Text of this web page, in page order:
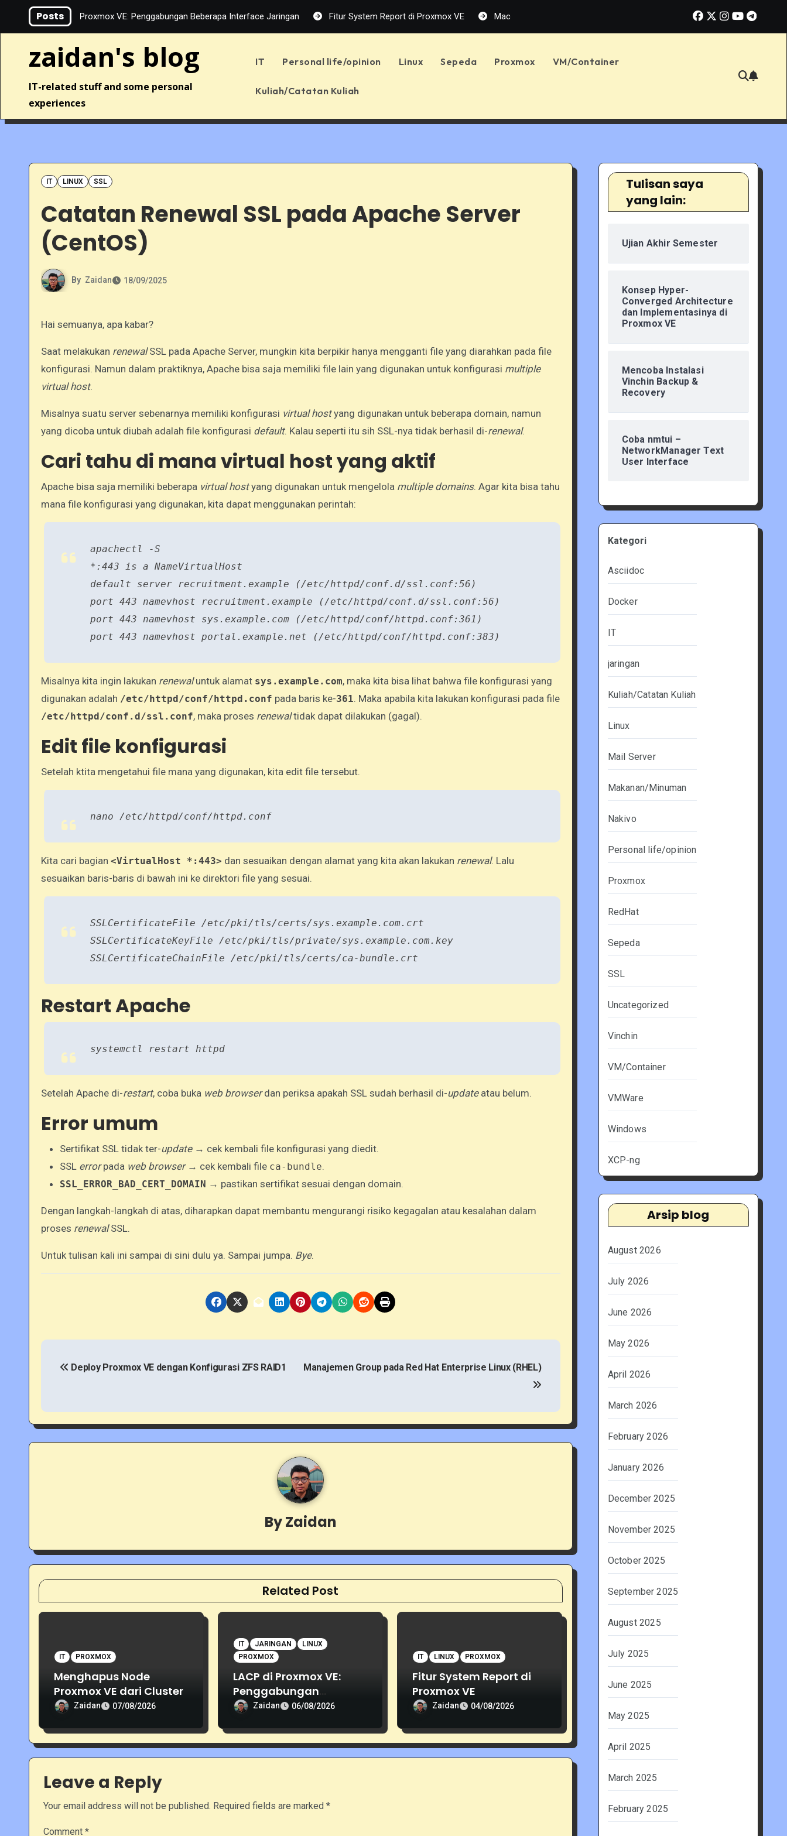
Posts
LACP di Proxmox VE: Penggabungan Beberapa Interface Jaringan Fitur System Report di Proxmox VE Machine Learning: Memahami MAE, RMSE, dan MAPE untuk Menilai Akurasi Prediksi
zaidan's blog
IT-related stuff and some personal
experiences
IT Personal life/opinion Linux Sepeda Proxmox VM/Container
Kuliah/Catatan Kuliah
IT LINUX SSL
Catatan Renewal SSL pada Apache Server
(CentOS)
By Zaidan 18/09/2025
Hai semuanya, apa kabar?
Saat melakukan renewalSSL pada Apache Server, mungkin kita berpikir hanya mengganti file yang diarahkan pada file
konfigurasi. Namun dalam praktiknya, Apache bisa saja memiliki file lain yang digunakan untuk konfigurasi multiple
virtual host.
Misalnya suatu server sebenarnya memiliki konfigurasi virtual hostyang digunakan untuk beberapa domain, namun
yang dicoba untuk diubah adalah file konfigurasi default. Kalau seperti itu sih SSL-nya tidak berhasil di-renewal.
Cari tahu di mana virtual host yang aktif
Apache bisa saja memiliki beberapa virtual hostyang digunakan untuk mengelola multiple domains. Agar kita bisa tahu
mana file konfigurasi yang digunakan, kita dapat menggunakan perintah:
apachectl -S
*:443 is a NameVirtualHost
default server recruitment.example (/etc/httpd/conf.d/ssl.conf:56)
port 443 namevhost recruitment.example (/etc/httpd/conf.d/ssl.conf:56)
port 443 namevhost sys.example.com (/etc/httpd/conf/httpd.conf:361)
port 443 namevhost portal.example.net (/etc/httpd/conf/httpd.conf:383)
Misalnya kita ingin lakukan renewaluntuk alamat sys.example.com, maka kita bisa lihat bahwa file konfigurasi yang
digunakan adalah /etc/httpd/conf/httpd.conf pada baris ke-361. Maka apabila kita lakukan konfigurasi pada file
/etc/httpd/conf.d/ssl.conf, maka proses renewaltidak dapat dilakukan (gagal).
Edit file konfigurasi
Setelah ktita mengetahui file mana yang digunakan, kita edit file tersebut.
nano /etc/httpd/conf/httpd.conf
Kita cari bagian <VirtualHost *:443> dan sesuaikan dengan alamat yang kita akan lakukan renewal. Lalu
sesuaikan baris-baris di bawah ini ke direktori file yang sesuai.
SSLCertificateFile /etc/pki/tls/certs/sys.example.com.crt
SSLCertificateKeyFile /etc/pki/tls/private/sys.example.com.key
SSLCertificateChainFile /etc/pki/tls/certs/ca-bundle.crt
Restart Apache
systemctl restart httpd
Setelah Apache di-restart, coba buka web browserdan periksa apakah SSL sudah berhasil di-updateatau belum.
Error umum
Sertifikat SSL tidak ter-update→ cek kembali file konfigurasi yang diedit.
SSL errorpada web browser→ cek kembali file ca-bundle.
SSL_ERROR_BAD_CERT_DOMAIN → pastikan sertifikat sesuai dengan domain.
Dengan langkah-langkah di atas, diharapkan dapat membantu mengurangi risiko kegagalan atau kesalahan dalam
proses renewalSSL.
Untuk tulisan kali ini sampai di sini dulu ya. Sampai jumpa. Bye.
P
t
n
g
a
t
i
Deploy Proxmox VE dengan Konfigurasi ZFS RAID1 Manajemen Group pada Red Hat Enterprise Linux (RHEL)
ByZaidan
Related Post
IT PROXMOX
Menghapus Node
Proxmox VE dari Cluster
Zaidan 07/08/2026
IT JARINGAN
LINUX
PROXMOX
LACP di Proxmox VE:
Penggabungan
Beberapa Interface
Zaidan 06/08/2026
IT LINUX PROXMOX
Fitur System Report di
Proxmox VE
Zaidan 04/08/2026
Leave a Reply
Your email address will not be published. Required fields are marked *
Comment *
Tulisan saya
yang lain:
Ujian Akhir Semester
Konsep Hyper-
Converged Architecture
dan Implementasinya di
Proxmox VE
Mencoba Instalasi
Vinchin Backup &
Recovery
Coba nmtui –
NetworkManager Text
User Interface
Kategori
Asciidoc
Docker
IT
jaringan
Kuliah/Catatan Kuliah
Linux
Mail Server
Makanan/Minuman
Nakivo
Personal life/opinion
Proxmox
RedHat
Sepeda
SSL
Uncategorized
Vinchin
VM/Container
VMWare
Windows
XCP-ng
Arsip blog
August 2026
July 2026
June 2026
May 2026
April 2026
March 2026
February 2026
January 2026
December 2025
November 2025
October 2025
September 2025
August 2025
July 2025
June 2025
May 2025
April 2025
March 2025
February 2025